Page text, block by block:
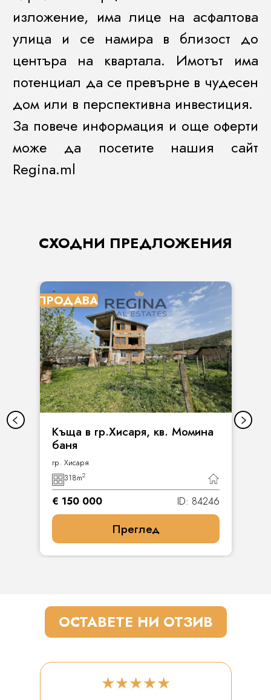
изложение, има лице на асфалтова
улица и се намира в близост до
центъра на квартала. Имотът има
потенциал да се превърне в чудесен
дом или в перспективна инвестиция.
За повече информация и още оферти
може да посетите нашия сайт
Regina.ml
СХОДНИ ПРЕДЛОЖЕНИЯ
ПРОДАВА
Къща в гр.Хисаря, кв. Момина
баня
гр. Хисаря
318m2
€ 150 000 ID: 84246
Преглед
ОСТАВЕТЕ НИ ОТЗИВ
★★★★★